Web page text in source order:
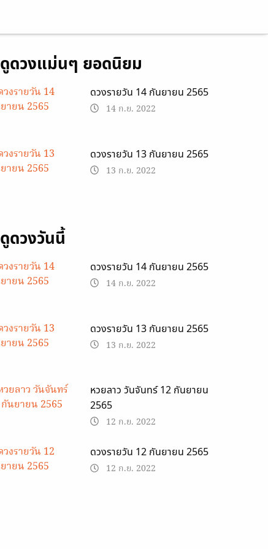
ดูดวงแม่นๆ ยอดนิยม
ดวงรายวัน 14 กันยายน 2565
14 ก.ย. 2022
ดวงรายวัน 13 กันยายน 2565
13 ก.ย. 2022
ดูดวงวันนี้
ดวงรายวัน 14 กันยายน 2565
14 ก.ย. 2022
ดวงรายวัน 13 กันยายน 2565
13 ก.ย. 2022
หวยลาว วันจันทร์ 12 กันยายน
2565
12 ก.ย. 2022
ดวงรายวัน 12 กันยายน 2565
12 ก.ย. 2022